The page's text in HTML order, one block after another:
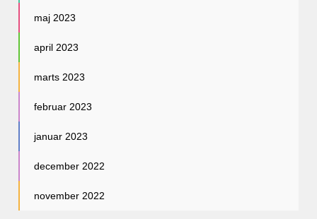
maj 2023
april 2023
marts 2023
februar 2023
januar 2023
december 2022
november 2022